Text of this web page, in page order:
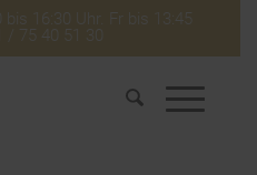
16:30 Uhr. Fr bis 13:45
/ 75 40 51 30